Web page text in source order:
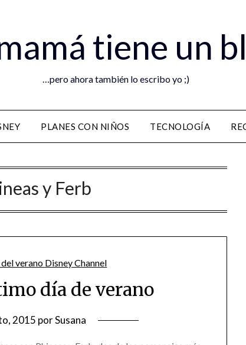
tiene un
…pero ahora también lo escribo yo ;)
PLANES CON NIÑOS TECNOLOGÍA
y Ferb
día de verano
2015 porSusana